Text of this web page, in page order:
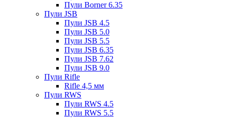
Пули Borner 6.35
Пули JSB
Пули JSB 4.5
Пули JSB 5.0
Пули JSB 5.5
Пули JSB 6.35
Пули JSB 7.62
Пули JSB 9.0
Пули Rifle
Rifle 4,5 мм
Пули RWS
Пули RWS 4.5
Пули RWS 5.5